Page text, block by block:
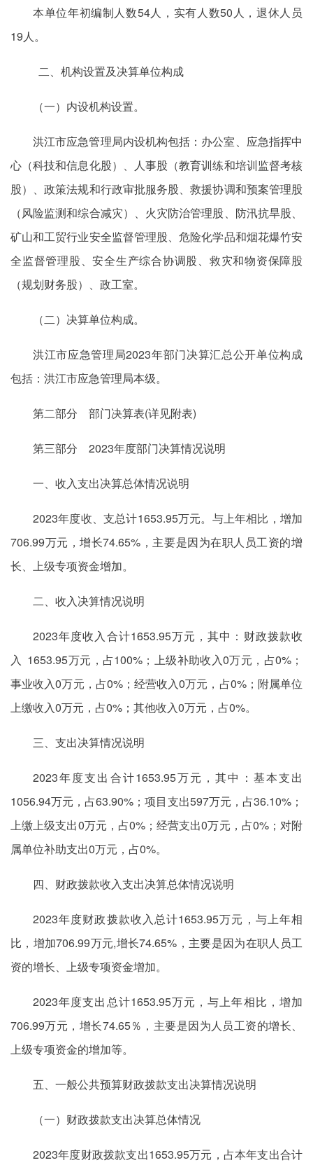
本单位年初编制人数54人，实有人数50人，退休人员
19人。
二、机构设置及决算单位构成
（一）内设机构设置。
洪江市应急管理局内设机构包括：办公室、应急指挥中
心（科技和信息化股）、人事股（教育训练和培训监督考核
股）、政策法规和行政审批服务股、救援协调和预案管理股
（风险监测和综合减灾）、火灾防治管理股、防汛抗旱股、
矿山和工贸行业安全监督管理股、危险化学品和烟花爆竹安
全监督管理股、安全生产综合协调股、救灾和物资保障股
（规划财务股）、政工室。
（二）决算单位构成。
洪江市应急管理局2023年部门决算汇总公开单位构成
包括：洪江市应急管理局本级。
第二部分 部门决算表(详见附表)
第三部分 2023年度部门决算情况说明
一、收入支出决算总体情况说明
2023年度收、支总计1653.95万元。与上年相比，增加
706.99万元，增长74.65%，主要是因为在职人员工资的增
长、上级专项资金增加。
二、收入决算情况说明
2023年度收入合计1653.95万元，其中：财政拨款收
入 1653.95万元，占100%；上级补助收入0万元，占0%；
事业收入0万元，占0%；经营收入0万元，占0%；附属单位
上缴收入0万元，占0%；其他收入0万元，占0%。
三、支出决算情况说明
2023年度支出合计1653.95万元，其中：基本支出
1056.94万元，占63.90%；项目支出597万元，占36.10%；
上缴上级支出0万元，占0%；经营支出0万元，占0%；对附
属单位补助支出0万元，占0%。
四、财政拨款收入支出决算总体情况说明
2023年度财政拨款收入总计1653.95万元，与上年相
比，增加706.99万元,增长74.65%，主要是因为在职人员工
资的增长、上级专项资金增加。
2023年度支出总计1653.95万元，与上年相比，增加
706.99万元，增长74.65％，主要是因为人员工资的增长、
上级专项资金的增加等。
五、一般公共预算财政拨款支出决算情况说明
（一）财政拨款支出决算总体情况
2023年度财政拨款支出1653.95万元，占本年支出合计